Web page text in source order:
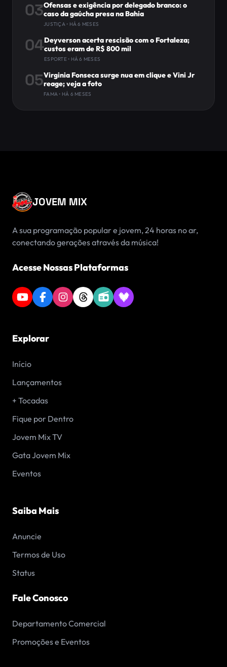
03Ofensas e exigência por delegado branco: o
caso da gaúcha presa na Bahia
JUSTIÇA • HÁ 6 MESES
04Deyverson acerta rescisão com o Fortaleza;
custos eram de R$ 800 mil
ESPORTE • HÁ 6 MESES
05Virginia Fonseca surge nua em clique e Vini Jr
reage; veja a foto
FAMA • HÁ 6 MESES
JOVEM MIX
A sua programação popular e jovem, 24 horas no ar,
conectando gerações através da música!
Acesse Nossas Plataformas
Explorar
Início
Lançamentos
+ Tocadas
Fique por Dentro
Jovem Mix TV
Gata Jovem Mix
Eventos
Saiba Mais
Anuncie
Termos de Uso
Status
Fale Conosco
Departamento Comercial
Promoções e Eventos